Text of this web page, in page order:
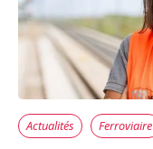
Actualités Ferroviaire